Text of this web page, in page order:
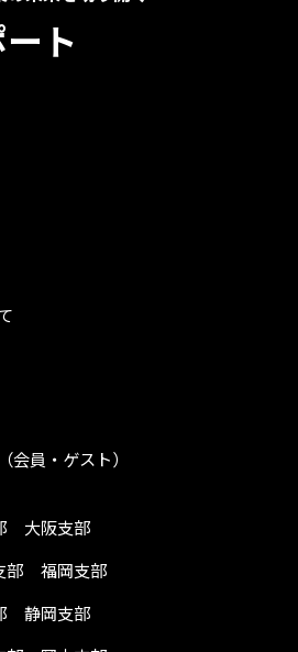
ト
会員・ゲスト）
大阪支部
部
福岡支部
静岡支部